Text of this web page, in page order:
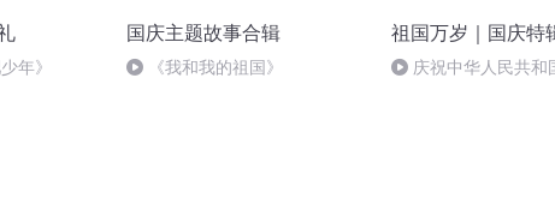
年》
国庆主题故事合辑
《我和我的祖国》
祖国万岁｜国庆特
庆祝中华人民共和